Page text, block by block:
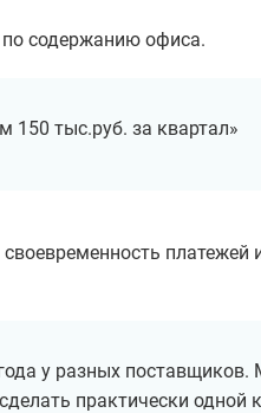
содержанию офиса.
150 тыс.руб. за квартал»
у разных
практически